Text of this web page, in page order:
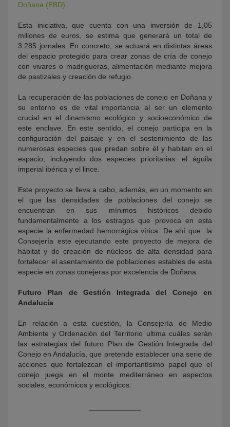
Doñana (EBD)
Esta iniciativa, que cuenta con una inversión de 1,05
millones de euros, se estima que generará un total de
3.285 jornales. En concreto, se actuará en distintas áreas
del espacio protegido para crear zonas de cría de conejo
con vivares o madrigueras, alimentación mediante mejora
de pastizales y creación de refugio.
La recuperación de las poblaciones de conejo en Doñana y
su entorno es de vital importancia al ser un elemento
crucial en el dinamismo ecológico y socioeconómico de
este enclave. En este sentido, el conejo participa en la
configuración del paisaje y en el sostenimiento de las
numerosas especies que predan sobre él y habitan en el
espacio, incluyendo dos especies prioritarias: el águila
imperial ibérica y el lince.
Este proyecto se lleva a cabo, además, en un momento en
el que las densidades de poblaciones del conejo se
encuentran en sus mínimos históricos debido
fundamentalmente a los estragos que provoca en esta
especie la enfermedad hemorrágica vírica. De ahí que la
Consejería este ejecutando este proyecto de mejora de
hábitat y de creación de núcleos de alta densidad para
fortalecer el asentamiento de poblaciones estables de esta
especie en zonas conejeras por excelencia de Doñana.
Futuro Plan de Gestión Integrada del Conejo en
Andalucía
En relación a esta cuestión, la Consejería de Medio
Ambiente y Ordenación del Territorio ultima cuáles serán
las estrategias del futuro Plan de Gestión Integrada del
Conejo en Andalucía, que pretende establecer una serie de
acciones que fortalezcan el importantísimo papel que el
conejo juega en el monte mediterráneo en aspectos
sociales, económicos y ecológicos.